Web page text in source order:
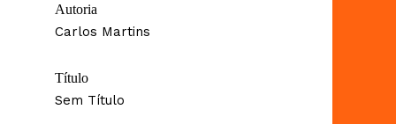
Autoria
Carlos Martins
Título
Sem Título